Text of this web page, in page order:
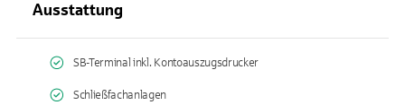
Ausstattung
SB-Terminal inkl. Kontoauszugsdrucker
Schließfachanlagen